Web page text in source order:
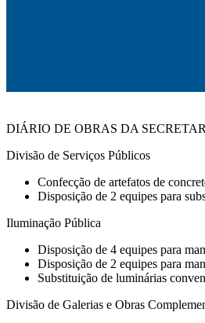
DIÁRIO DE OBRAS DA
Divisão de Serviços Públicos
Confecção de artefatos de
Disposição de 2 equipes para
Iluminação Pública
Disposição de 4 equipes para
Disposição de 2 equipes para
Substituição de luminárias
Divisão de Galerias e Obras